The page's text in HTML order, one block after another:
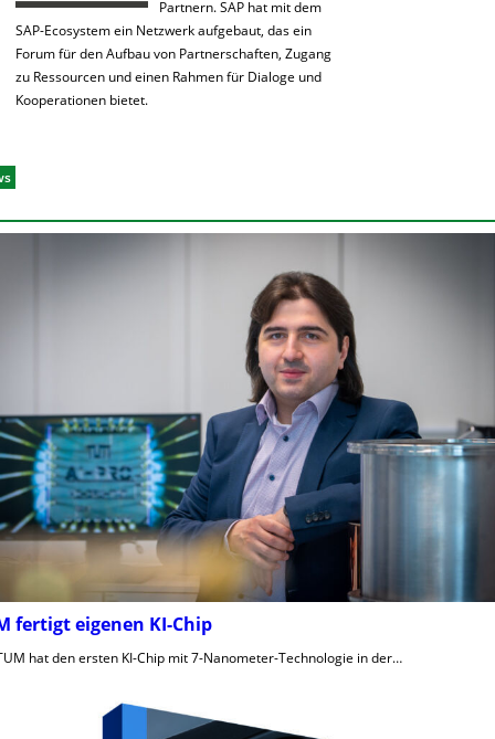
Partnern. SAP hat mit dem
SAP-Ecosystem ein Netzwerk aufgebaut, das ein
Forum für den Aufbau von Partnerschaften, Zugang
zu Ressourcen und einen Rahmen für Dialoge und
Kooperationen bietet.
fertigt eigenen KI-Chip
hat den ersten KI-Chip mit 7-Nanometer-Technologie in der…